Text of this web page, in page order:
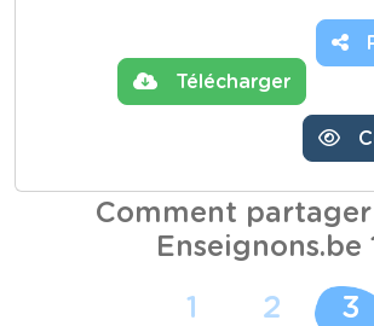
Télécharger
Comment
Enseignons.be
1 2 3